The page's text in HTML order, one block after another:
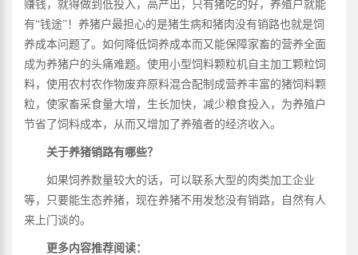
赚钱，就得做到低投入，高产出，只有猪吃的好，养殖户就能
有“钱途”！养猪户最担心的是猪生病和猪肉没有销路也就是饲
养成本问题了。如何降低饲养成本而又能保障家畜的营养全面
成为养猪户的头痛难题。使用小型饲料颗粒机自主加工颗粒饲
料，使用农村农作物废弃原料混合配制成营养丰富的猪饲料颗
粒，使家畜采食量大增，生长加快，减少粮食投入，为养殖户
节省了饲料成本，从而又增加了养殖者的经济收入。
关于养猪销路有哪些？
如果饲养数量较大的话，可以联系大型的肉类加工企业
等，只要能生态养猪，现在养猪不用发愁没有销路，自然有人
来上门谈的。
更多内容推荐阅读：